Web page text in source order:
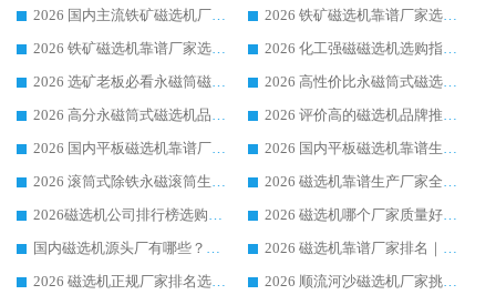
2026 国内主流铁矿磁选机厂家选购指南|行业口碑好品牌推荐，领域强者华体会手机网页版-华体会(中国)
2026 铁矿磁选机靠谱厂家选购全攻略 行业标杆华体会手机网页版-华体会(中国) 设备性价比出众
2026 铁矿磁选机靠谱厂家选购指南，领域强者华体会手机网页版-华体会(中国) 铁矿磁选机性价比高
2026 化工强磁磁选机选购指南 5 家行业口碑靠谱厂家领域强者推荐
2026 选矿老板必看永磁筒磁选机推荐 行业头部品牌口碑设备选购全攻略
2026 高性价比永磁筒式磁选机品牌盘点 行业强者口碑实测选购完整指南
2026 高分永磁筒式磁选机品牌推荐 选矿设备强者对比测评采购避坑全攻略
2026 评价高的磁选机品牌推荐选购指南，永磁筒式磁选机设备领域强者全景行业口碑解析
2026 国内平板磁选机靠谱厂家排名 行业实测口碑设备按需选购全指南
2026 国内平板磁选机靠谱生产厂家推荐排名|行业口碑选购指南，领域强者按需选设备
2026 滚筒式除铁永磁滚筒生产厂家推荐排名|行业口碑选购指南，领域强者源头厂商精选
2026 磁选机靠谱生产厂家全梳理 分场景选型行业头部品牌选购参考攻略
2026磁选机公司排行榜选购指南|正规源头厂家推荐，领域强者高性价比靠谱信赖品牌
2026 磁选机哪个厂家质量好？十大靠谱磁电企业排名选购指南
国内磁选机源头厂有哪些？2026 综合实力排名与采购避坑技巧
2026 磁选机靠谱厂家排名｜华体会手机网页版-华体会(中国) 高性价比磁选机磁电品牌
2026 磁选机正规厂家排名选购指南|行业口碑信赖品牌推荐性价比高靠谱磁电企业
2026 顺流河沙磁选机厂家挑选攻略 | 业内口碑龙头企业高性价比品牌推荐